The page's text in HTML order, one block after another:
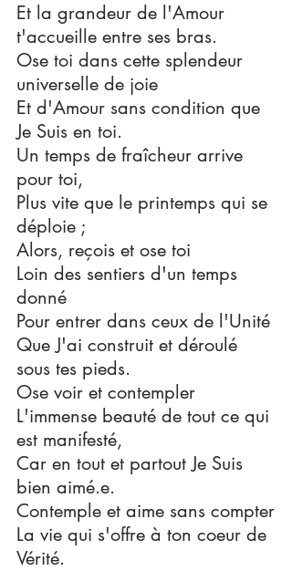
Et la grandeur de l'Amour
t'accueille entre ses bras.
Ose toi dans cette splendeur
universelle de joie
Et d'Amour sans condition que
Je Suis en toi.
Un temps de fraîcheur arrive
pour toi,
Plus vite que le printemps qui se
déploie ;
Alors, reçois et ose toi
Loin des sentiers d'un temps
donné
Pour entrer dans ceux de l'Unité
Que J'ai construit et déroulé
sous tes pieds.
Ose voir et contempler
L'immense beauté de tout ce qui
est manifesté,
Car en tout et partout Je Suis
bien aimé.e.
Contemple et aime sans compter
La vie qui s'offre à ton coeur de
Vérité.